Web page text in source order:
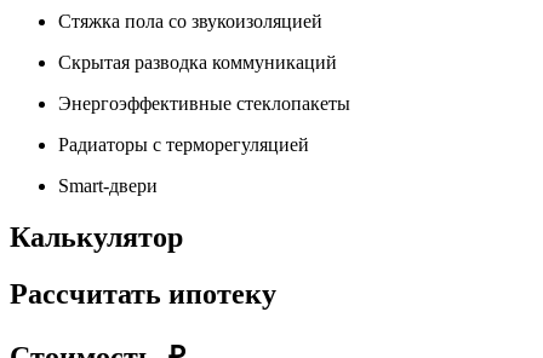
Стяжка пола со звукоизоляцией
Скрытая разводка коммуникаций
Энергоэффективные стеклопакеты
Радиаторы с терморегуляцией
Smart-двери
Калькулятор
Рассчитать ипотеку